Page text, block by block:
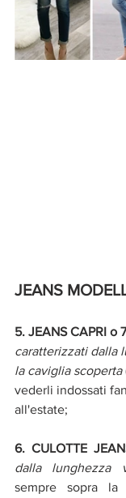
JEANS
5. JEANS CAPRI o
caratterizzati dalla
la caviglia scoperta
vederli indossati
all'estate;
6. CULOTTE
dalla lunghezza
sempre sopra